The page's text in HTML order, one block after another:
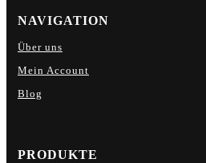
NAVIGATION
Über uns
Mein Account
Blog
PRODUKTE